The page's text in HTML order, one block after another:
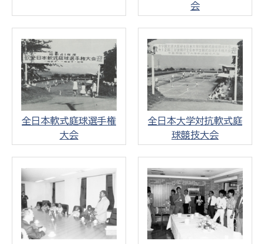
会
全日本軟式庭球選手権
大会
全日本大学対抗軟式庭
球競技大会